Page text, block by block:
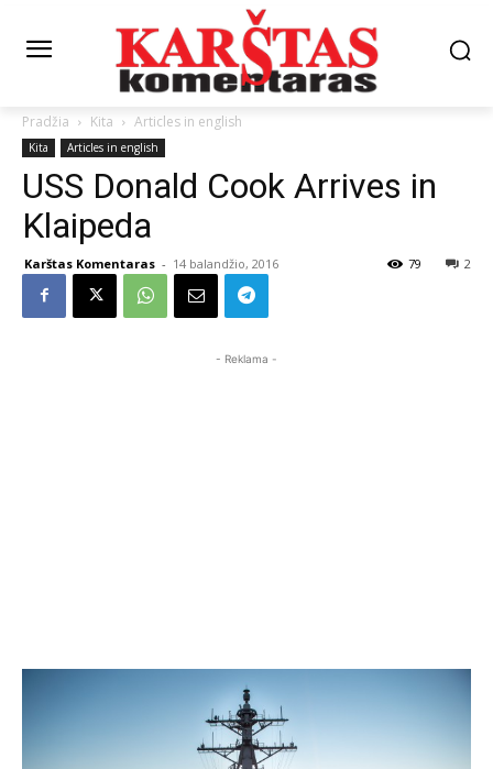
Pradžia Kita Articles in english
Kita Articles in english
USS Donald Cook Arrives in
Klaipeda
Karštas Komentaras - 14 balandžio, 2016 2
79
- Reklama -